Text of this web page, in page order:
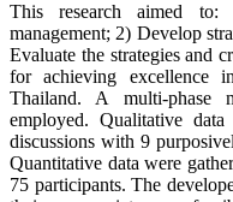
This research aimed
management; 2) Develop
Evaluate the strategies and
for achieving excellence
Thailand. A multi-phase
employed. Qualitative
discussions with 9
Quantitative data were
75 participants. The